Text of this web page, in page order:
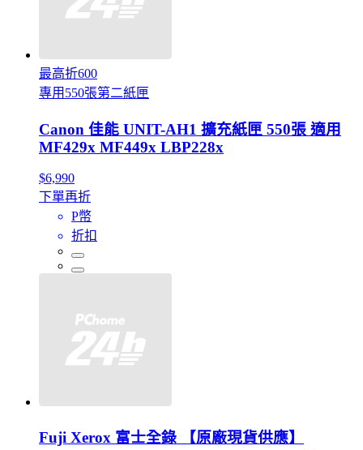
最高折600
專用550張第二紙匣
Canon 佳能 UNIT-AH1 擴充紙匣 550張 適用
MF429x MF449x LBP228x
$6,990
下單再折
P幣
折扣
Fuji Xerox 富士全錄 【原廠現貨供應】